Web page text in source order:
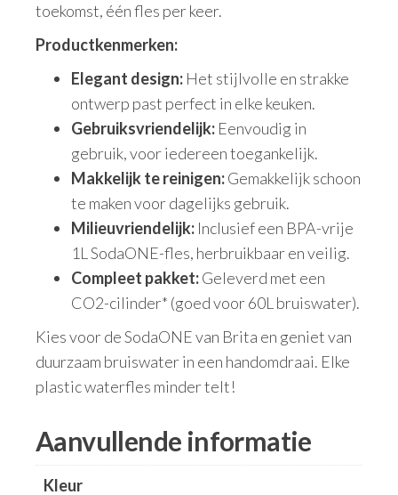
toekomst, één fles per keer.
Productkenmerken:
Elegant design: Het stijlvolle en strakke
ontwerp past perfect in elke keuken.
Gebruiksvriendelijk: Eenvoudig in
gebruik, voor iedereen toegankelijk.
Makkelijk te reinigen:Gemakkelijk schoon
te maken voor dagelijks gebruik.
Milieuvriendelijk: Inclusief een BPA-vrije
1L SodaONE-fles, herbruikbaar en veilig.
Compleet pakket:Geleverd met een
CO2-cilinder* (goed voor 60L bruiswater).
Kies voor de SodaONE van Brita en geniet van
duurzaam bruiswater in een handomdraai. Elke
plastic waterfles minder telt!
Aanvullende informatie
Kleur